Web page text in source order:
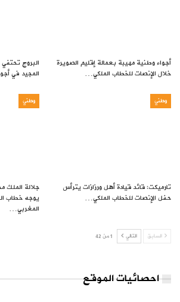
أجواء وطنية مهيبة بعمالة إقليم الصويرة
خلال الإنصات للخطاب الملكي…
المجيد في
وطني
تارميكت: قائد قيادة أهل ورزازات يترأس
حفل الإنصات للخطاب الملكي…
وطني
جلالة الملك
يوجه خطاب
المغربي…
السابق التالي 1 من 42
احصائيات الموقع